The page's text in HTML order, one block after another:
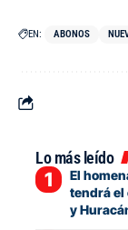
EN: ABONOS
Lo más leído
El
tendrá el
y